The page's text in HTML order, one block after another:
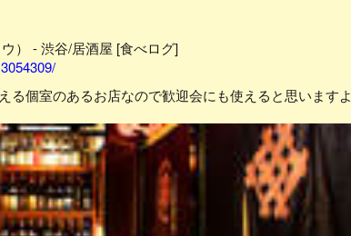
） - 渋谷/居酒屋 [食べログ]
る個室のあるお店なので歓迎会にも使えると思いますよ